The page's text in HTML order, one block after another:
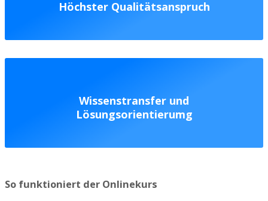
Höchster Qualitätsanspruch
Wissenstransfer und
Lösungsorientierumg
So funktioniert der Onlinekurs